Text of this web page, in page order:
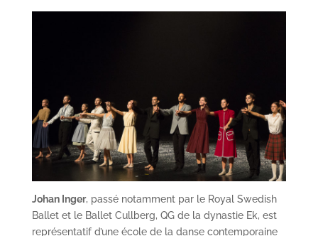
Johan Inger, passé notamment par le Royal Swedish
Ballet et le Ballet Cullberg, QG de la dynastie Ek, est
représentatif d’une école de la danse contemporaine